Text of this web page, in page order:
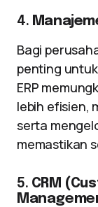
4.
Bagi
penting
ERP
lebih efisien,
serta
memastikan
5. CRM